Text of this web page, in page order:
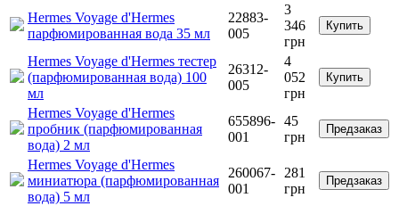
Hermes Voyage d'Hermes
парфюмированная вода 35 мл
22883-
005
3
346
грн
Купить
Hermes Voyage d'Hermes тестер
(парфюмированная вода) 100
мл
26312-
005
4
052
грн
Купить
Hermes Voyage d'Hermes
пробник (парфюмированная
вода) 2 мл
655896-
001
45
грн
Предзаказ
Hermes Voyage d'Hermes
миниатюра (парфюмированная
вода) 5 мл
260067-
001
281
грн
Предзаказ